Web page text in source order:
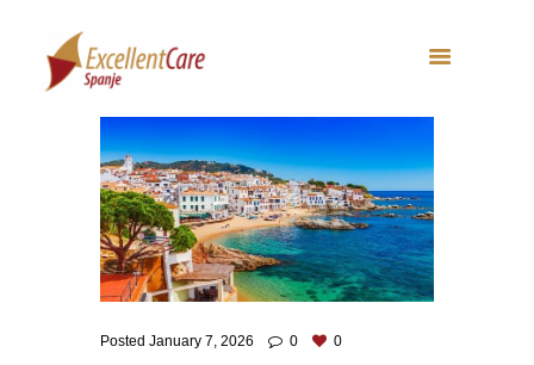
Posted January 7, 2026 0 0